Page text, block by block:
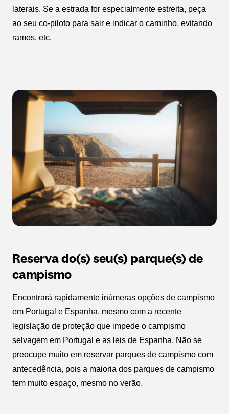
laterais. Se a estrada for especialmente estreita, peça
ao seu co-piloto para sair e indicar o caminho, evitando
ramos, etc.
Reserva do(s) seu(s) parque(s) de
campismo
Encontrará rapidamente inúmeras opções de campismo
em Portugal e Espanha, mesmo com a recente
legislação de proteção que impede o campismo
selvagem em Portugal e as leis de Espanha. Não se
preocupe muito em reservar parques de campismo com
antecedência, pois a maioria dos parques de campismo
tem muito espaço, mesmo no verão.